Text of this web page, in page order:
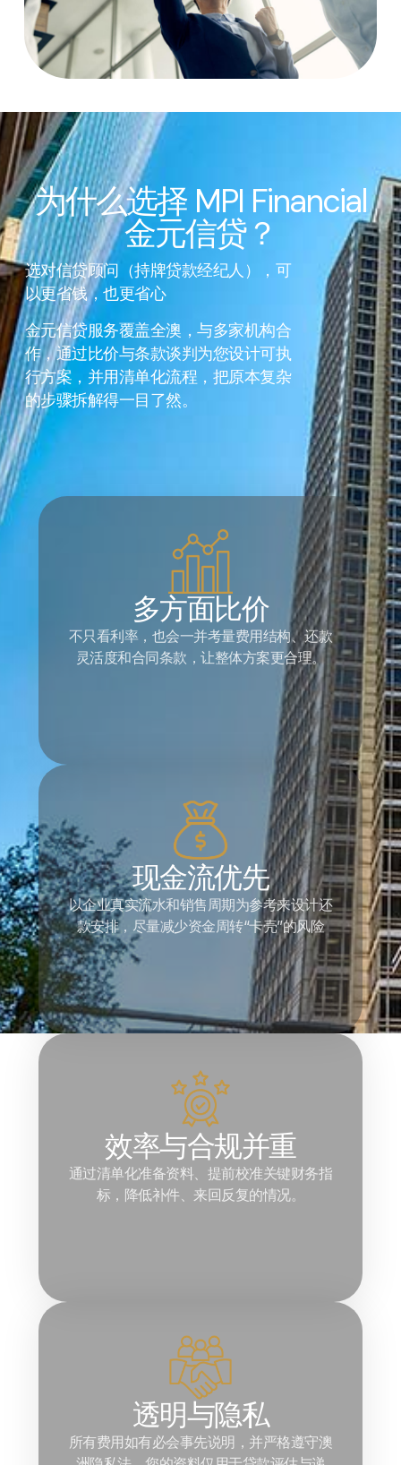
为什么选择 MPI Financial
金元信贷？
选对信贷顾问（持牌贷款经纪人），可
以更省钱，也更省心
金元信贷服务覆盖全澳，与多家机构合
作，通过比价与条款谈判为您设计可执
行方案，并用清单化流程，把原本复杂
的步骤拆解得一目了然。
多方面比价
不只看利率，也会一并考量费用结构、还款
灵活度和合同条款，让整体方案更合理。
现金流优先
以企业真实流水和销售周期为参考来设计还
款安排，尽量减少资金周转“卡壳”的风险
效率与合规并重
通过清单化准备资料、提前校准关键财务指
标，降低补件、来回反复的情况。
透明与隐私
所有费用如有必会事先说明，并严格遵守澳